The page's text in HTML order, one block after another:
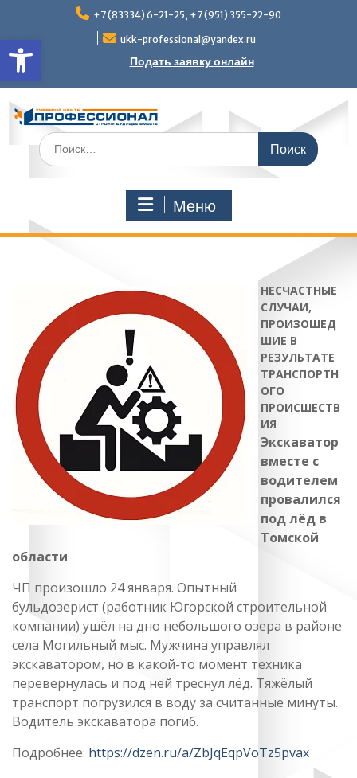
Открыть панель
содержимому
+7 (83334) 6-21-25, +7 (951) 355-22-90
ukk-professional@yandex.ru
Подать заявку онлайн
Поиск
по:
Меню
НЕСЧАСТНЫЕ
СЛУЧАИ,
ПРОИЗОШЕД
ШИЕ В
РЕЗУЛЬТАТЕ
ТРАНСПОРТН
ОГО
ПРОИСШЕСТВ
ИЯ
Экскаватор
вместе с
водителем
провалился
под лёд в
Томской
области
ЧП произошло 24 января. Опытный
бульдозерист (работник Югорской строительной
компании) ушёл на дно небольшого озера в районе
села Могильный мыс. Мужчина управлял
экскаватором, но в какой-то момент техника
перевернулась и под ней треснул лёд. Тяжёлый
транспорт погрузился в воду за считанные минуты.
Водитель экскаватора погиб.
Подробнее: https://dzen.ru/a/ZbJqEqpVoTz5pvax